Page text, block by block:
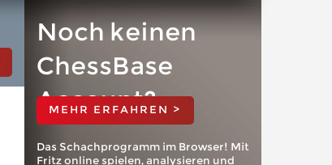
Noch keinen
ChessBase
Account?
MEHR ERFAHREN >
Das Schachprogramm im Browser! Mit
Fritz online spielen, analysieren und